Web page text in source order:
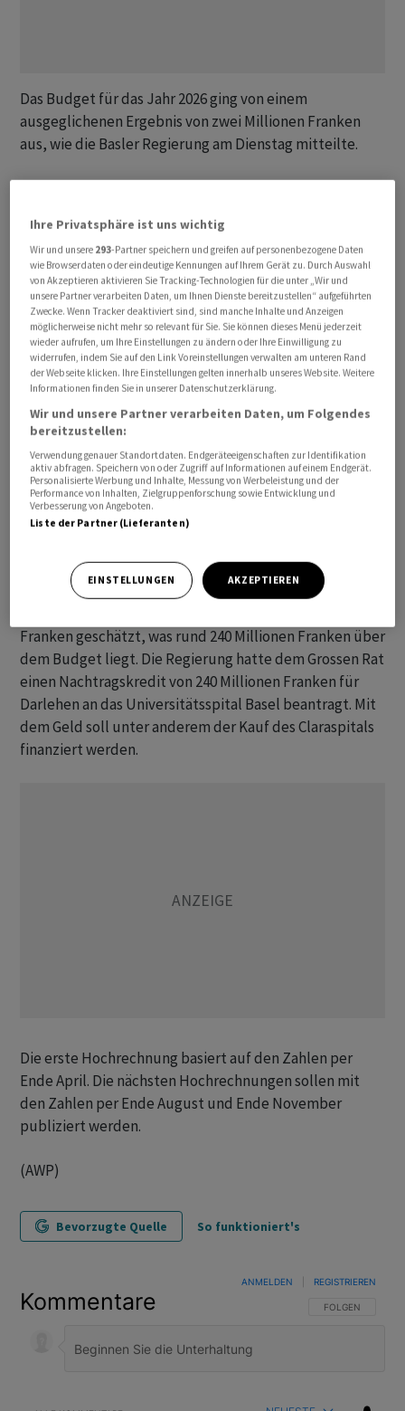
Das Budget für das Jahr 2026 ging von einem
ausgeglichenen Ergebnis von zwei Millionen Franken
aus, wie die Basler Regierung am Dienstag mitteilte.
Unternehmenssteuern von rund 150 Millionen Franken.
Zudem dürfte die Gewinnausschüttung der
Schweizerischen Nationalbank (SNB) um 14 Millionen
Franken höher ausfallen als budgetiert, wie es weiter
heisst.
Demgegenüber stehen gemäss Mitteilung
prognostizierte Budgetüberschreitungen bei den
Departementen von insgesamt 54 Millionen Franken. Als
Gründe nennt die Regierung höhere Kosten in den
Bereichen Sozialhilfe, Migration und bei den
Volksschulen. Geringere Ausgaben werden hingegen bei
den Prämienverbilligungen erwartet.
Deutlich höher als budgetiert fallen die
Franken geschätzt, was rund 240 Millionen Franken über
dem Budget liegt. Die Regierung hatte dem Grossen Rat
einen Nachtragskredit von 240 Millionen Franken für
Darlehen an das Universitätsspital Basel beantragt. Mit
dem Geld soll unter anderem der Kauf des Claraspitals
finanziert werden.
Die erste Hochrechnung basiert auf den Zahlen per
Ende April. Die nächsten Hochrechnungen sollen mit
den Zahlen per Ende August und Ende November
publiziert werden.
(AWP)
Bevorzugte Quelle So funktioniert's
Kommentare FOLGE DIESER
FOLGEN
ANMELDEN REGISTRIEREN
Ihre Privatsphäre ist uns wichtig
Wir und unsere 293-Partner speichern und greifen auf personenbezogene Daten
wie Browserdaten oder eindeutige Kennungen auf Ihrem Gerät zu. Durch Auswahl
von Akzeptieren aktivieren Sie Tracking-Technologien für die unter „Wir und
unsere Partner verarbeiten Daten, um Ihnen Dienste bereitzustellen“ aufgeführten
Zwecke. Wenn Tracker deaktiviert sind, sind manche Inhalte und Anzeigen
möglicherweise nicht mehr so relevant für Sie. Sie können dieses Menü jederzeit
wieder aufrufen, um Ihre Einstellungen zu ändern oder Ihre Einwilligung zu
widerrufen, indem Sie auf den Link Voreinstellungen verwalten am unteren Rand
der Webseite klicken. Ihre Einstellungen gelten innerhalb unseres Website. Weitere
Informationen finden Sie in unserer Datenschutzerklärung.
Wir und unsere Partner verarbeiten Daten, um Folgendes
bereitzustellen:
Verwendung genauer Standortdaten. Endgeräteeigenschaften zur Identifikation
aktiv abfragen. Speichern von oder Zugriff auf Informationen auf einem Endgerät.
Personalisierte Werbung und Inhalte, Messung von Werbeleistung und der
Performance von Inhalten, Zielgruppenforschung sowie Entwicklung und
Verbesserung von Angeboten.
Liste der Partner (Lieferanten)
EINSTELLUNGEN AKZEPTIEREN